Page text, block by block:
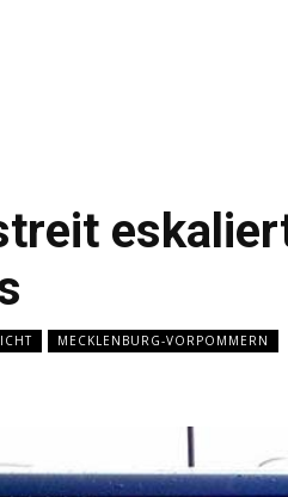
MECKLENBURG-VORPOMMERN